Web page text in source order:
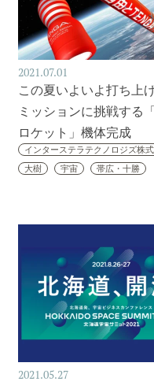
2021.07.01
この夏いよいよ打ち上
ミッションに挑戦する
ロケット」機体完成
インターステラテクノロジズ株
大樹
宇宙 帯広・十勝
2021.05.27